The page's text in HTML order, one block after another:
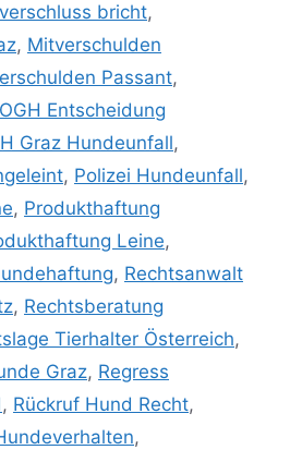
bricht,
, Mitverschulden
Passant,
OGH Entscheidung
Graz Hundeunfall,
, Polizei Hundeunfall,
, Produkthaftung
Leine,
, Rechtsanwalt
, Rechtsberatung
Tierhalter Österreich,
Graz, Regress
, Rückruf Hund Recht,
,